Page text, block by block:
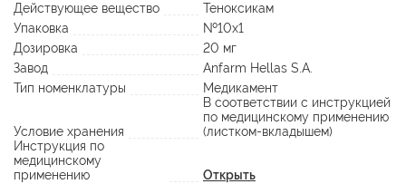
Действующее вещество
Теноксикам
Упаковка
№10х1
Дозировка
20 мг
Завод
Anfarm Hellas S.A.
Тип номенклатуры
Медикамент
Условие хранения
В соответствии с инструкцией
по медицинскому применению
(листком-вкладышем)
Инструкция по
медицинскому
применению
Открыть